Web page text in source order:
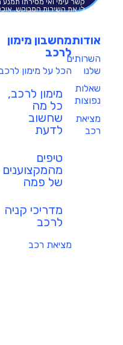
קשר עימי ואי מסירתו
לי את השירות המבוקש.
אודות
השרותים
שלנו
שאלות
נפוצות
מציאת
רכב
מחשבון מימון
לרכב
הכל על מימון לרכב
מימון לרכב,
כל מה
שחשוב
לדעת
טיפים
מהמקצוענים
של פמה
מדריכי קניה
לרכב
מציאת רכב